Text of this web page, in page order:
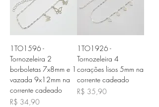
1TO1596 -
Tornozeleira 2
borboletas 7x8mm e 1
vazada 9x12mm na
corrente cadeado
Preço
R$ 34,90
1TO1926 -
Tornozeleira 4
corações lisos 5mm na
corrente cadeado
Preço
R$ 35,90